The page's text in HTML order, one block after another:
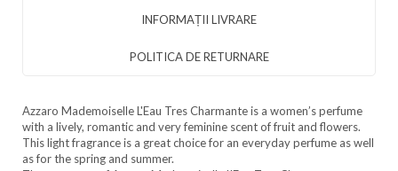
INFORMAȚII LIVRARE
POLITICA DE RETURNARE
Azzaro Mademoiselle L'Eau Tres Charmante is a women’s perfume
with a lively, romantic and very feminine scent of fruit and flowers.
This light fragrance is a great choice for an everyday perfume as well
as for the spring and summer.